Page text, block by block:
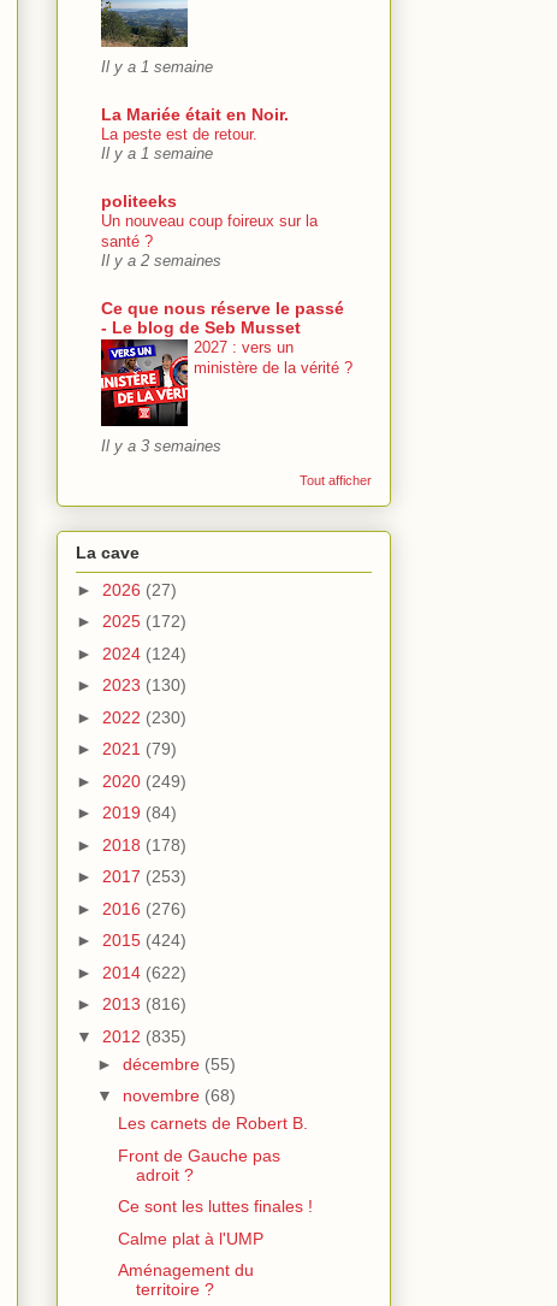
Il y a 1 semaine
La Mariée était en Noir.
La peste est de retour.
Il y a 1 semaine
politeeks
Un nouveau coup foireux sur la
santé ?
Il y a 2 semaines
Ce que nous réserve le passé
- Le blog de Seb Musset
2027 : vers un
ministère de la vérité ?
Il y a 3 semaines
Tout afficher
La cave
► 2026 (27)
► 2025 (172)
► 2024 (124)
► 2023 (130)
► 2022 (230)
► 2021 (79)
► 2020 (249)
► 2019 (84)
► 2018 (178)
► 2017 (253)
► 2016 (276)
► 2015 (424)
► 2014 (622)
► 2013 (816)
▼ 2012 (835)
► décembre (55)
▼ novembre (68)
Les carnets de Robert B.
Front de Gauche pas
adroit ?
Ce sont les luttes finales !
Calme plat à l'UMP
Aménagement du
territoire ?